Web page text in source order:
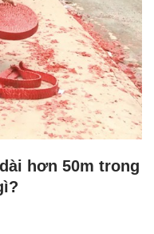
hơn 50m trong